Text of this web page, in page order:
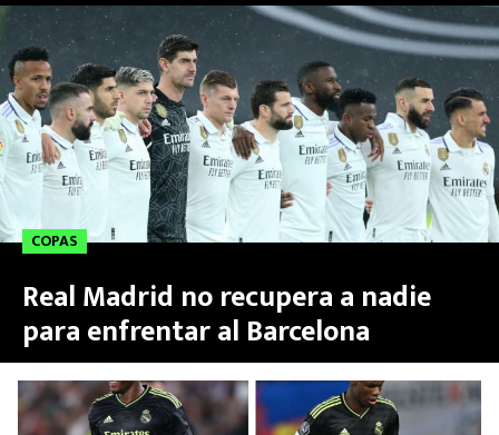
COPAS
Real Madrid no recupera a nadie
para enfrentar al Barcelona